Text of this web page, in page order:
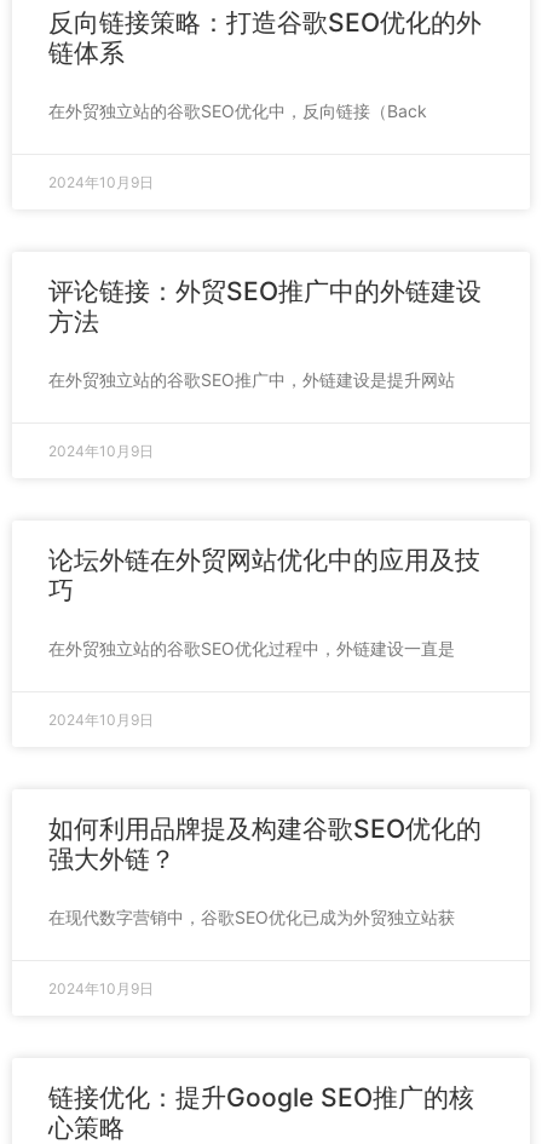
反向链接策略：打造谷歌SEO优化的外
链体系
在外贸独立站的谷歌SEO优化中，反向链接（Back
2024年10月9日
评论链接：外贸SEO推广中的外链建设
方法
在外贸独立站的谷歌SEO推广中，外链建设是提升网站
2024年10月9日
论坛外链在外贸网站优化中的应用及技
巧
在外贸独立站的谷歌SEO优化过程中，外链建设一直是
2024年10月9日
如何利用品牌提及构建谷歌SEO优化的
强大外链？
在现代数字营销中，谷歌SEO优化已成为外贸独立站获
2024年10月9日
链接优化：提升Google SEO推广的核
心策略